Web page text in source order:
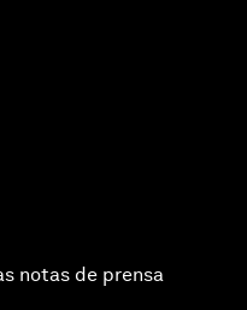
notas de prensa